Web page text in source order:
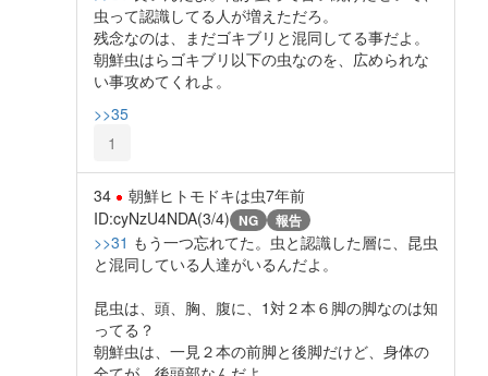
虫って認識してる人が増えただろ。
残念なのは、まだゴキブリと混同してる事だよ。
朝鮮虫はらゴキブリ以下の虫なのを、広められな
い事攻めてくれよ。
>>35
1
34 朝鮮ヒトモドキは虫7年前
ID:cyNzU4NDA(3/4) NG 報告
>>31 もう一つ忘れてた。虫と認識した層に、昆虫
と混同している人達がいるんだよ。
昆虫は、頭、胸、腹に、1対２本６脚の脚なのは知
ってる？
朝鮮虫は、一見２本の前脚と後脚だけど、身体の